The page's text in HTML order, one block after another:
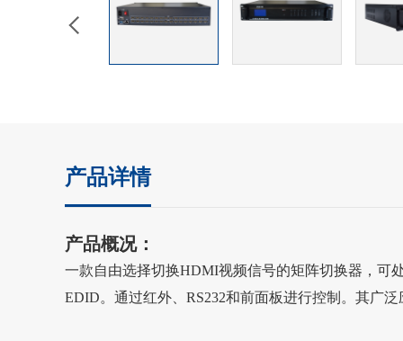
产品详情
产品概况：
一款自由选择切换HDMI视频信号的矩阵切换器，可
EDID。通过红外、RS232和前面板进行控制。其广